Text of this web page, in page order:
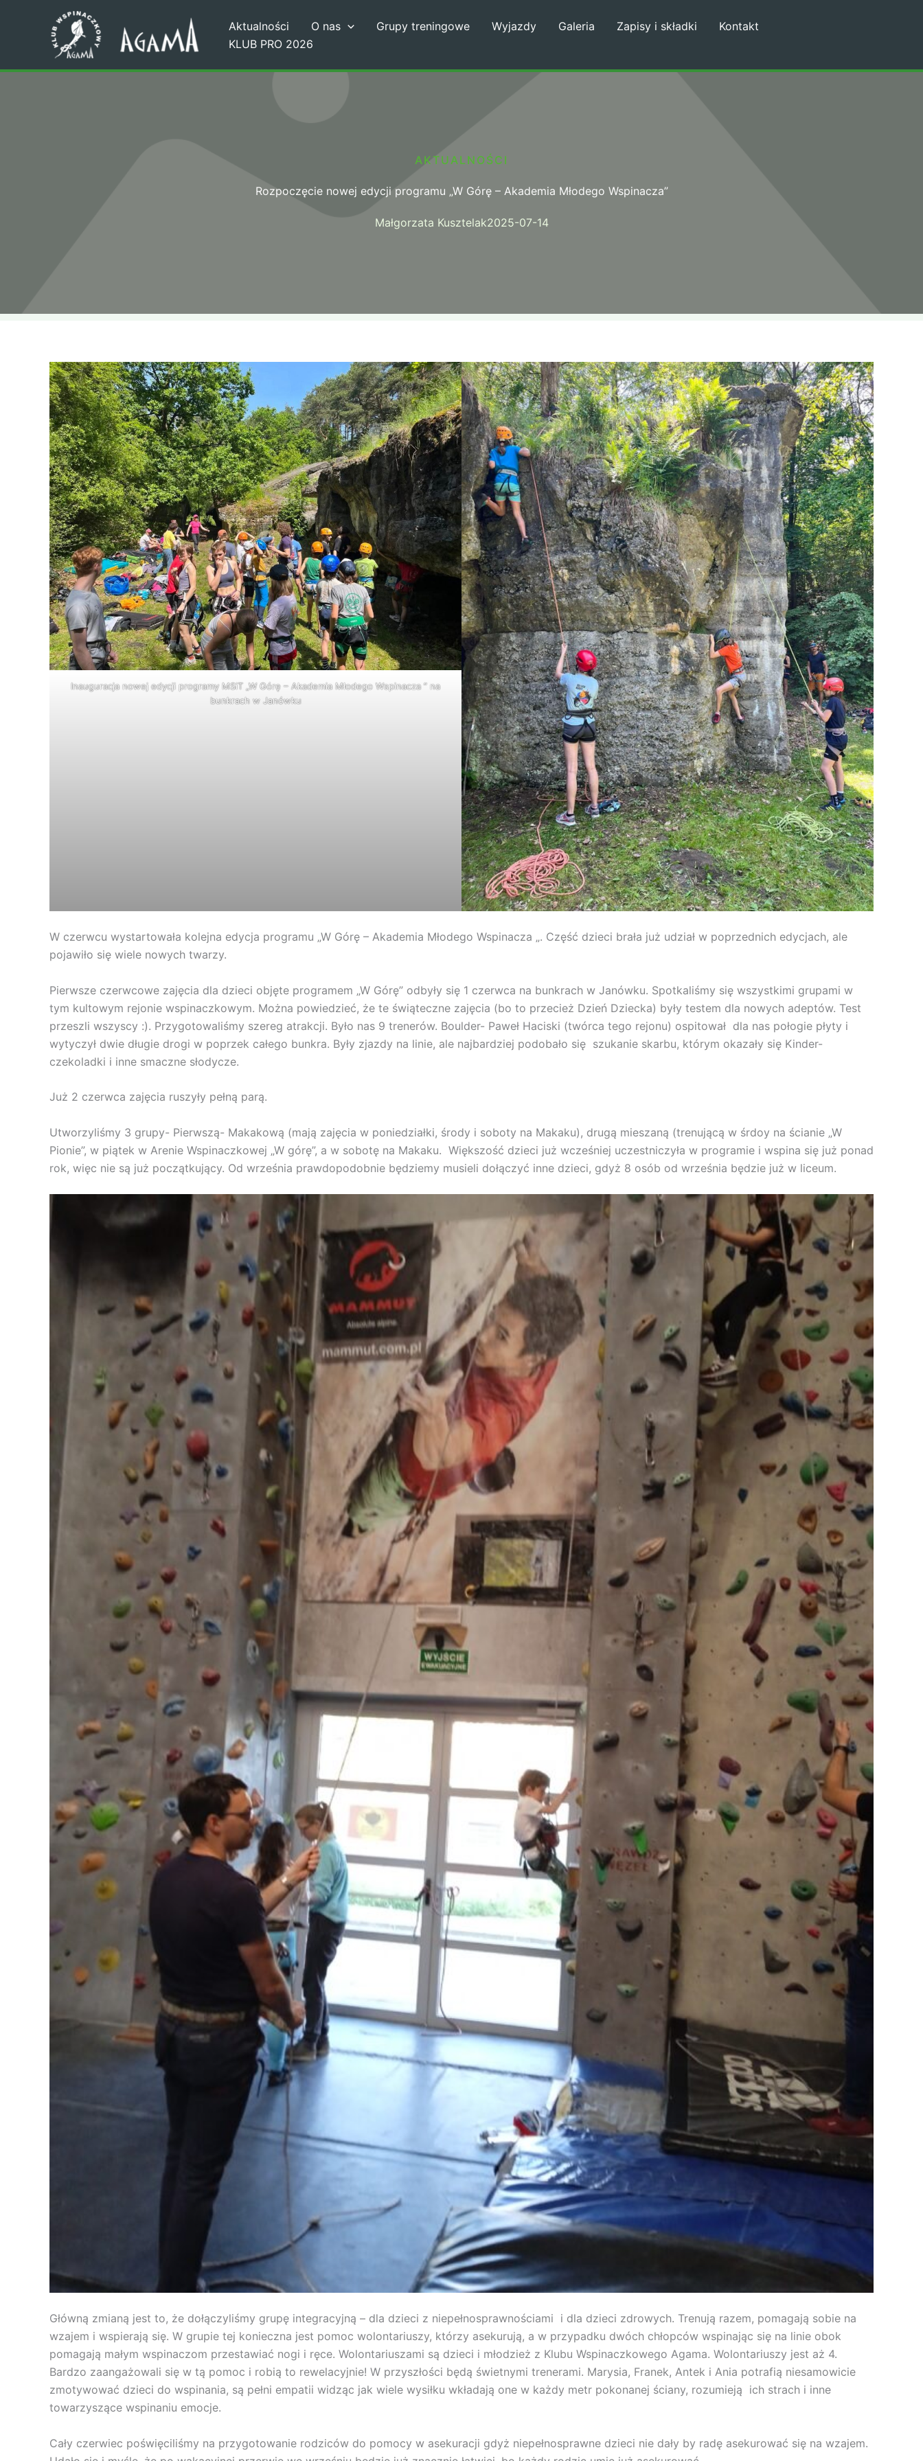
Aktualności O nas Grupy treningowe Wyjazdy Galeria Zapisy i składki
Kontakt
KLUB PRO 2026
AKTUALNOŚCI
Rozpoczęcie nowej edycji programu „W Górę – Akademia Młodego Wspinacza”
Małgorzata Kusztelak2025-07-14
Inauguracja nowej edycji programy MSiT „W Górę – Akademia Młodego Wspinacza ” na
bunkrach w Janówku
W czerwcu wystartowała kolejna edycja programu „W Górę – Akademia Młodego Wspinacza „. Część dzieci brała już udział w poprzednich edycjach, ale
pojawiło się wiele nowych twarzy.
Pierwsze czerwcowe zajęcia dla dzieci objęte programem „W Górę” odbyły się 1 czerwca na bunkrach w Janówku. Spotkaliśmy się wszystkimi grupami w
tym kultowym rejonie wspinaczkowym. Można powiedzieć, że te świąteczne zajęcia (bo to przecież Dzień Dziecka) były testem dla nowych adeptów. Test
przeszli wszyscy :). Przygotowaliśmy szereg atrakcji. Było nas 9 trenerów. Boulder- Paweł Haciski (twórca tego rejonu) ospitował dla nas połogie płyty i
wytyczył dwie długie drogi w poprzek całego bunkra. Były zjazdy na linie, ale najbardziej podobało się szukanie skarbu, którym okazały się Kinder-
czekoladki i inne smaczne słodycze.
Już 2 czerwca zajęcia ruszyły pełną parą.
Utworzyliśmy 3 grupy- Pierwszą- Makakową (mają zajęcia w poniedziałki, środy i soboty na Makaku), drugą mieszaną (trenującą w śrdoy na ścianie „W
Pionie”, w piątek w Arenie Wspinaczkowej „W górę”, a w sobotę na Makaku. Większość dzieci już wcześniej uczestniczyła w programie i wspina się już ponad
rok, więc nie są już początkujący. Od września prawdopodobnie będziemy musieli dołączyć inne dzieci, gdyż 8 osób od września będzie już w liceum.
Główną zmianą jest to, że dołączyliśmy grupę integracyjną – dla dzieci z niepełnosprawnościami i dla dzieci zdrowych. Trenują razem, pomagają sobie na
wzajem i wspierają się. W grupie tej konieczna jest pomoc wolontariuszy, którzy asekurują, a w przypadku dwóch chłopców wspinając się na linie obok
pomagają małym wspinaczom przestawiać nogi i ręce. Wolontariuszami są dzieci i młodzież z Klubu Wspinaczkowego Agama. Wolontariuszy jest aż 4.
Bardzo zaangażowali się w tą pomoc i robią to rewelacyjnie! W przyszłości będą świetnymi trenerami. Marysia, Franek, Antek i Ania potrafią niesamowicie
zmotywować dzieci do wspinania, są pełni empatii widząc jak wiele wysiłku wkładają one w każdy metr pokonanej ściany, rozumieją ich strach i inne
towarzyszące wspinaniu emocje.
Cały czerwiec poświęciliśmy na przygotowanie rodziców do pomocy w asekuracji gdyż niepełnosprawne dzieci nie dały by radę asekurować się na wzajem.